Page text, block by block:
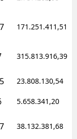
171.251.411,51
315.813.916,39
23.808.130,54
5.658.341,20
38.132.381,68